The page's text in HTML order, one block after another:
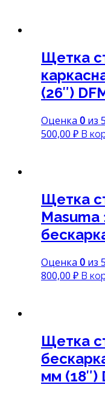
Щетка
(26″)
Оценка 0 из 5
500,00 ₽ В
Щетка
Masuma
Оценка 0 из 5
800,00 ₽ В
Щетка
мм (18″)